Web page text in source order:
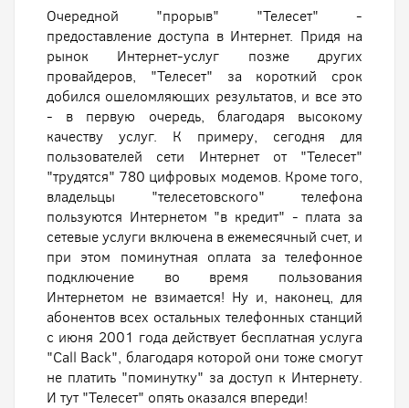
Очередной "прорыв" "Телесет" -
предоставление доступа в Интернет. Придя на
рынок Интернет-услуг позже других
провайдеров, "Телесет" за короткий срок
добился ошеломляющих результатов, и все это
- в первую очередь, благодаря высокому
качеству услуг. К примеру, сегодня для
пользователей сети Интернет от "Телесет"
"трудятся" 780 цифровых модемов. Кроме того,
владельцы "телесетовского" телефона
пользуются Интернетом "в кредит" - плата за
сетевые услуги включена в ежемесячный счет, и
при этом поминутная оплата за телефонное
подключение во время пользования
Интернетом не взимается! Ну и, наконец, для
абонентов всех остальных телефонных станций
с июня 2001 года действует бесплатная услуга
"Call Back", благодаря которой они тоже смогут
не платить "поминутку" за доступ к Интернету.
И тут "Телесет" опять оказался впереди!